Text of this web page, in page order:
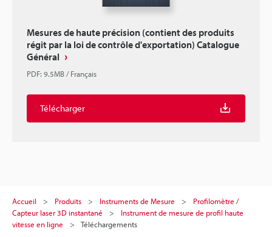
Mesures de haute précision (contient des produits
régit par la loi de contrôle d'exportation) Catalogue
Général
PDF: 9.5MB/Français
Télécharger
Accueil Produits Instruments de Mesure
Profilomètre /
Capteur laser 3D instantané
Instrument de mesure de profil haute
vitesse en ligne
Téléchargements